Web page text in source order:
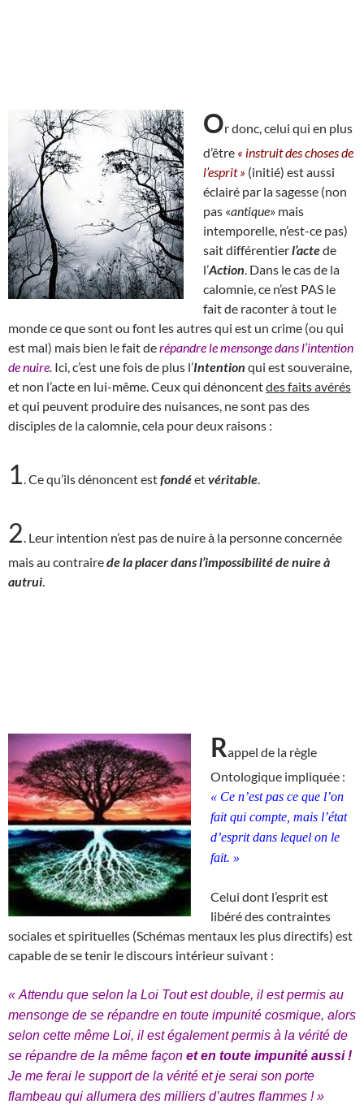
Or donc, celui qui en plus
d’être « instruit des choses de
l’esprit » (initié) est aussi
éclairé par la sagesse (non
pas «antique» mais
intemporelle, n’est-ce pas)
sait différentierl’actede
l’Action . Dans le cas de la
calomnie, ce n’est PAS le
fait de raconter à tout le
monde ce que sont ou font les autres qui est un crime (ou qui
est mal) mais bien le fait derépandre le mensonge dans l’intention
de nuire Ici, c’est une fois de plus l’Intention qui est souveraine,
et non l’acte en lui-même. Ceux qui dénoncentdes faits avérés
et qui peuvent produire des nuisances, ne sont pas des
disciples de la calomnie, cela pour deux raisons :
1 . Ce qu’ils dénoncent estfondéetvéritable
2 . Leur intention n’est pas de nuire à la personne concernée
mais au contrairede la placer dans l’impossibilité de nuire à
autrui
Rappel de la règle
Ontologique impliquée :
« Ce n’est pas ce que l’on
fait qui compte, mais l’état
d’esprit dans lequel on le
fait. »
Celui dont l’esprit est
libéré des contraintes
sociales et spirituelles (Schémas mentaux les plus directifs) est
capable de se tenir le discours intérieur suivant :
« Attendu que selon la Loi Tout est double, il est permis au
mensonge de se répandre en toute impunité cosmique, alors
selon cette même Loi, il est également permis à la vérité de
se répandre de la même façon et en toute impunité aussi !
Je me ferai le support de la vérité et je serai son porte
flambeau qui allumera des milliers d’autres flammes ! »